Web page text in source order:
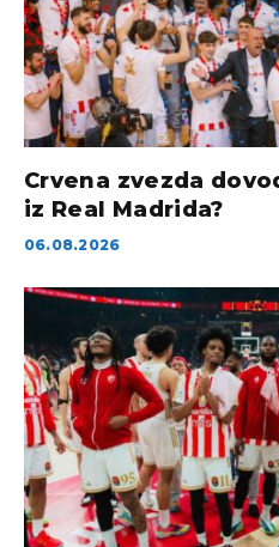
Crvena zvezda
iz Real Madrida?
06.08.2026